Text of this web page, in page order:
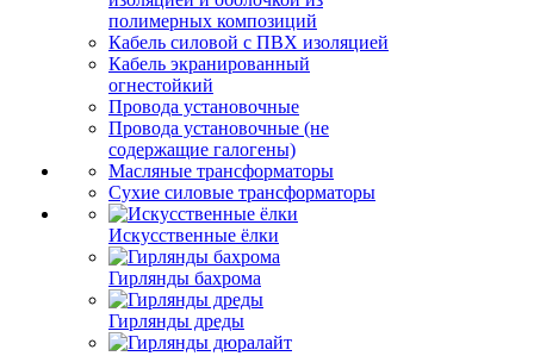
полимерных композиций
Кабель силовой с ПВХ изоляцией
Кабель экранированный
огнестойкий
Провода установочные
Провода установочные (не
содержащие галогены)
Масляные трансформаторы
Сухие силовые трансформаторы
Искусственные ёлки
Гирлянды бахрома
Гирлянды дреды